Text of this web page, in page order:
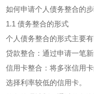
如何申请个人债务整合的
1.1 债务整合的形式
个人债务整合的形式主要有
贷款整合：通过申请一笔
信用卡整合：将多张信用
选择利率较低的信用卡。